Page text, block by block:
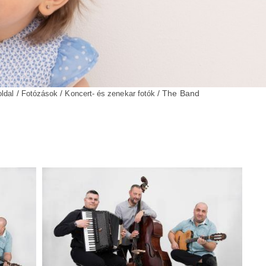
/ Fotózások / Koncert- és zenekar fotók / The Band